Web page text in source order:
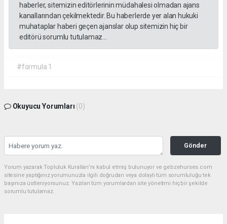
haberler, sitemizin editörlerinin müdahalesi olmadan ajans
kanallarından çekilmektedir. Bu haberlerde yer alan hukuki
muhataplar haberi geçen ajanslar olup sitemizin hiç bir
editörü sorumlu tutulamaz...
#formula 1
Okuyucu Yorumları (0)
Gönder
Yorum yazarak Topluluk Kuralları’nı kabul etmiş bulunuyor ve gebzehurses.com
sitesine yaptığınız yorumunuzla ilgili doğrudan veya dolaylı tüm sorumluluğu tek
başınıza üstleniyorsunuz. Yazılan tüm yorumlardan site yönetimi hiçbir şekilde
sorumlu tutulamaz.